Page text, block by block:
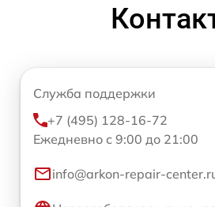
Служба поддержки
+7 (495) 128-16-72
Ежедневно с 9:00 до 21:00
info@arkon-repair-